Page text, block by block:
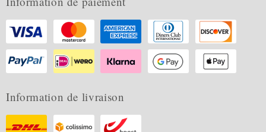
Information de livraison